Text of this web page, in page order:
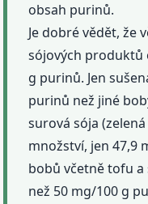
obsah purinů.
Je dobré vědět, že
sójových produktů
g purinů. Jen
purinů než jiné
surová sója
množství, jen 47,9
bobů včetně tofu
než 50 mg/100 g